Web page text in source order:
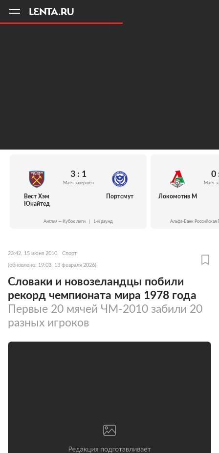
Вест Хэм
Юнайтед
3 : 1
Матч завершён
Портсмут
Англия — Кубок лиги 1-й раунд
Локомотив М
0
Матч
Альфа-Банк Российская
23:42, 15 июня 2010 Спорт
(обновлено: 19:03, 13 февраля 2026)
Словаки и новозеландцы побили
рекорд чемпионата мира 1978 года
Первые 20 мячей ЧМ-2010 забили 20
разных игроков